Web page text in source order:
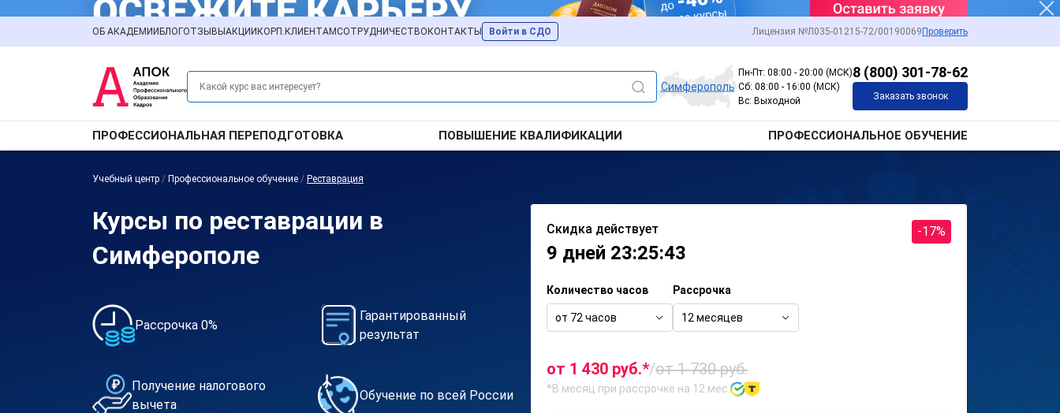
ОБ АКАДЕМИИ БЛОГОТЗЫВЫ АКЦИИ КОРП.КЛИЕНТАМСОТРУДНИЧЕСТВО КОНТАКТЫ Войти в СДО Лицензия №Л035-01215-72/00190069 Проверить
Симферополь
Пн-Пт: 08:00 - 20:00 (МСК)
Сб: 08:00 - 16:00 (МСК)
Вс: Выходной
8 (800) 301-78-62
Заказать звонок
ПРОФЕССИОНАЛЬНАЯ ПЕРЕПОДГОТОВКА ПОВЫШЕНИЕ КВАЛИФИКАЦИИ ПРОФЕССИОНАЛЬНОЕ ОБУЧЕНИЕ
Учебный центр / Профессиональное обучение / Реставрация
Курсы по реставрации в
Симферополе
Рассрочка 0%
Гарантированный
результат
Получение налогового
вычета
Обучение по всей России
Скидка действует
9 дней 23:25:43
-17%
Количество часов
от 72 часов
Рассрочка
12 месяцев
от 1 430 руб.*/от 1 730 руб.
*В месяц при рассрочке на 12 мес.